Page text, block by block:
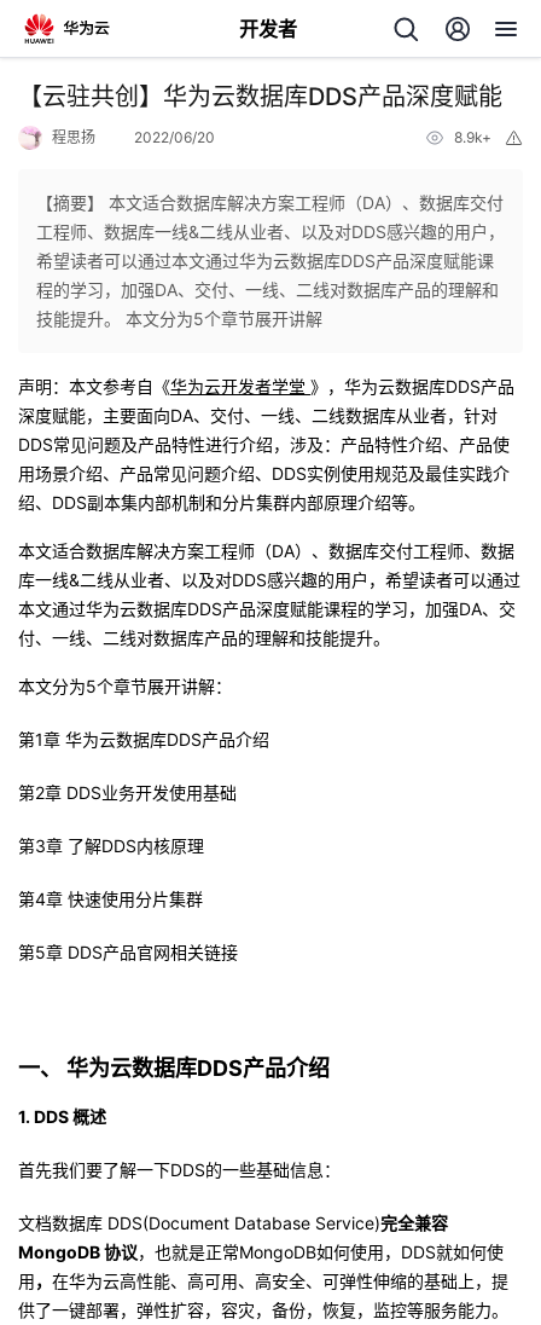
开发者
返
个
主
页
的
开
者
我
的
我
注
开
发
者
学
的
Programs
我
的
支
持
【云驻共创】华为云数据库DDS产品深度赋能
程思扬 2022/06/20 8.9k+
【摘要】 本文适合数据库解决方案工程师（DA）、数据库交付
工程师、数据库一线&二线从业者、以及对DDS感兴趣的用户，
希望读者可以通过本文通过华为云数据库DDS产品深度赋能课
程的学习，加强DA、交付、一线、二线对数据库产品的理解和
技能提升。 本文分为5个章节展开讲解
声明：本文参考自《华为云开发者学堂 》，华为云数据库DDS产品
深度赋能，主要面向DA、交付、一线、二线数据库从业者，针对
DDS常见问题及产品特性进行介绍，涉及：产品特性介绍、产品使
用场景介绍、产品常见问题介绍、DDS实例使用规范及最佳实践介
绍、DDS副本集内部机制和分片集群内部原理介绍等。
本文适合数据库解决方案工程师（DA）、数据库交付工程师、数据
库一线&二线从业者、以及对DDS感兴趣的用户，希望读者可以通过
本文通过华为云数据库DDS产品深度赋能课程的学习，加强DA、交
付、一线、二线对数据库产品的理解和技能提升。
本文分为5个章节展开讲解：
第1章 华为云数据库DDS产品介绍
第2章 DDS业务开发使用基础
第3章 了解DDS内核原理
第4章 快速使用分片集群
第5章 DDS产品官网相关链接
一、 华为云数据库DDS产品介绍
1.DDS 概述
首先我们要了解一下DDS的一些基础信息：
文档数据库 DDS(Document Database Service)完全兼容
MongoDB 协议，也就是正常MongoDB如何使用，DDS就如何使
用， 在华为云高性能、高可用、高安全、可弹性伸缩的基础上，提
供了一键部署，弹性扩容，容灾，备份，恢复，监控等服务能力。